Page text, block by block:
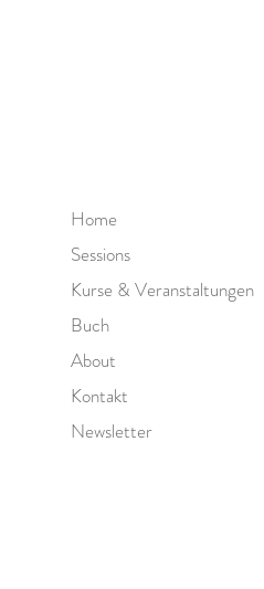
Home
Sessions
Kurse & Veranstaltungen
Buch
About
Kontakt
Newsletter